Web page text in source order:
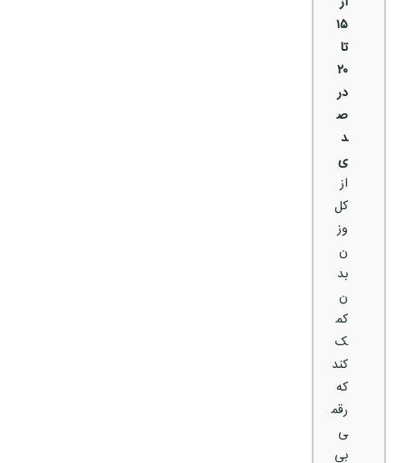
۱۵
تا
۲۰
در
ص
د
ی
از
کل
وز
ن
بد
ن
کم
ک
کند
که
رقم
ی
بی‌